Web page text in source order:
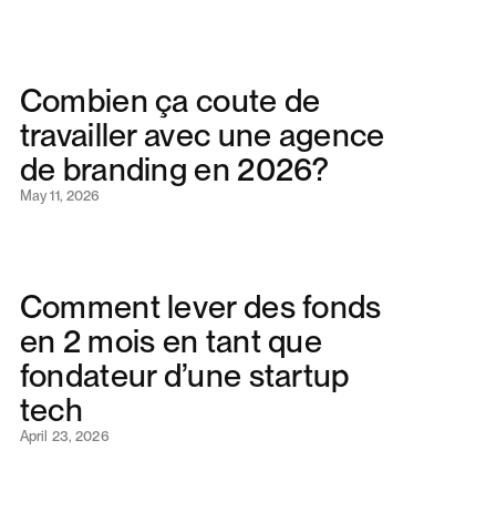
Combien ça coute de
travailler avec une agence
de branding en 2026?
May 11, 2026
Comment lever des fonds
en 2 mois en tant que
fondateur d’une startup
tech
April 23, 2026